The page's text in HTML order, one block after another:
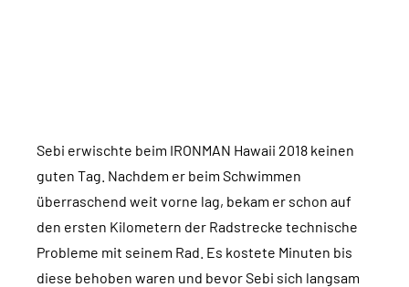
Sebi erwischte beim IRONMAN Hawaii 2018 keinen
guten Tag. Nachdem er beim Schwimmen
überraschend weit vorne lag, bekam er schon auf
den ersten Kilometern der Radstrecke technische
Probleme mit seinem Rad. Es kostete Minuten bis
diese behoben waren und bevor Sebi sich langsam